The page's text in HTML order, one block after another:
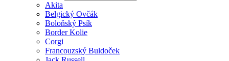
Akita
Belgický Ovčák
Boloňský Psík
Border Kolie
Corgi
Francouzský Buldoček